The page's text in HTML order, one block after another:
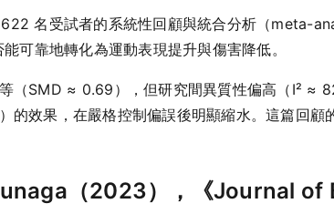
名受試者的系統性回顧與統合分析（meta-
可靠地轉化為運動表現提升與傷害降低。
（SMD ≈ 0.69），但研究間異質性偏高（I² ≈
的效果，在嚴格控制偏誤後明顯縮水。這篇回
（2023），《Journal of